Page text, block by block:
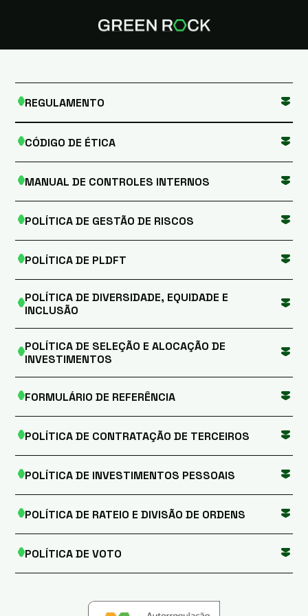
REGULAMENTO
CÓDIGO DE ÉTICA
MANUAL DE CONTROLES INTERNOS
POLÍTICA DE GESTÃO DE RISCOS
POLÍTICA DE PLDFT
POLÍTICA DE DIVERSIDADE, EQUIDADE E
INCLUSÃO
POLÍTICA DE SELEÇÃO E ALOCAÇÃO DE
INVESTIMENTOS
FORMULÁRIO DE REFERÊNCIA
POLÍTICA DE CONTRATAÇÃO DE TERCEIROS
POLÍTICA DE INVESTIMENTOS PESSOAIS
POLÍTICA DE RATEIO E DIVISÃO DE ORDENS
POLÍTICA DE VOTO